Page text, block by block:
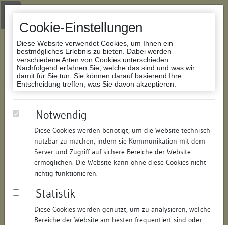
Cookie-Einstellungen
Diese Website verwendet Cookies, um Ihnen ein
bestmögliches Erlebnis zu bieten. Dabei werden
verschiedene Arten von Cookies unterschieden.
Nachfolgend erfahren Sie, welche das sind und was wir
damit für Sie tun. Sie können darauf basierend Ihre
Entscheidung treffen, was Sie davon akzeptieren.
Notwendig
Diese Cookies werden benötigt, um die Website technisch
nutzbar zu machen, indem sie Kommunikation mit dem
Server und Zugriff auf sichere Bereiche der Website
ermöglichen. Die Website kann ohne diese Cookies nicht
richtig funktionieren.
Statistik
Diese Cookies werden genutzt, um zu analysieren, welche
Bereiche der Website am besten frequentiert sind oder
Zur Navigation springen
Zum Inhalt der Website springen
Datenbank Bauforschung/Restaurierung
(Nebengebäude)
231221419185/ Datum: 18.01.2008
Datenbestand:
Bauforschung
Objektdaten